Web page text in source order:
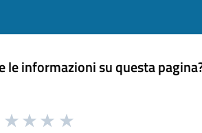
le informazioni su questa